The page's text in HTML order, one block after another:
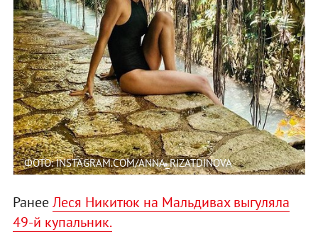
ФОТО: INSTAGRAM.COM/ANNA_RIZATDINOVA
РанееЛеся Никитюк на Мальдивах выгуляла
49-й купальник.